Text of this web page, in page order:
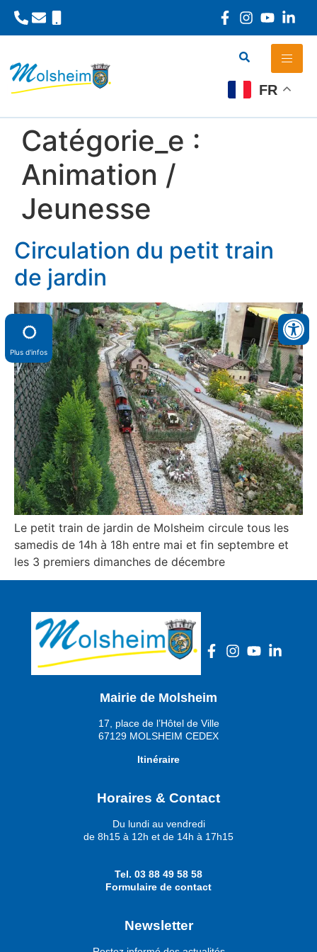
FR
Catégorie_e :
Animation /
Jeunesse
Circulation du petit train
de jardin
Le petit train de jardin de Molsheim circule tous les
samedis de 14h à 18h entre mai et fin septembre et
les 3 premiers dimanches de décembre
Mairie de Molsheim
17, place de l’Hôtel de Ville
67129 MOLSHEIM CEDEX
Itinéraire
Horaires & Contact
Du lundi au vendredi
de 8h15 à 12h et de 14h à 17h15
Tel. 03 88 49 58 58
Formulaire de contact
Newsletter
Plus d'infos
Panneau de gestion des cookies